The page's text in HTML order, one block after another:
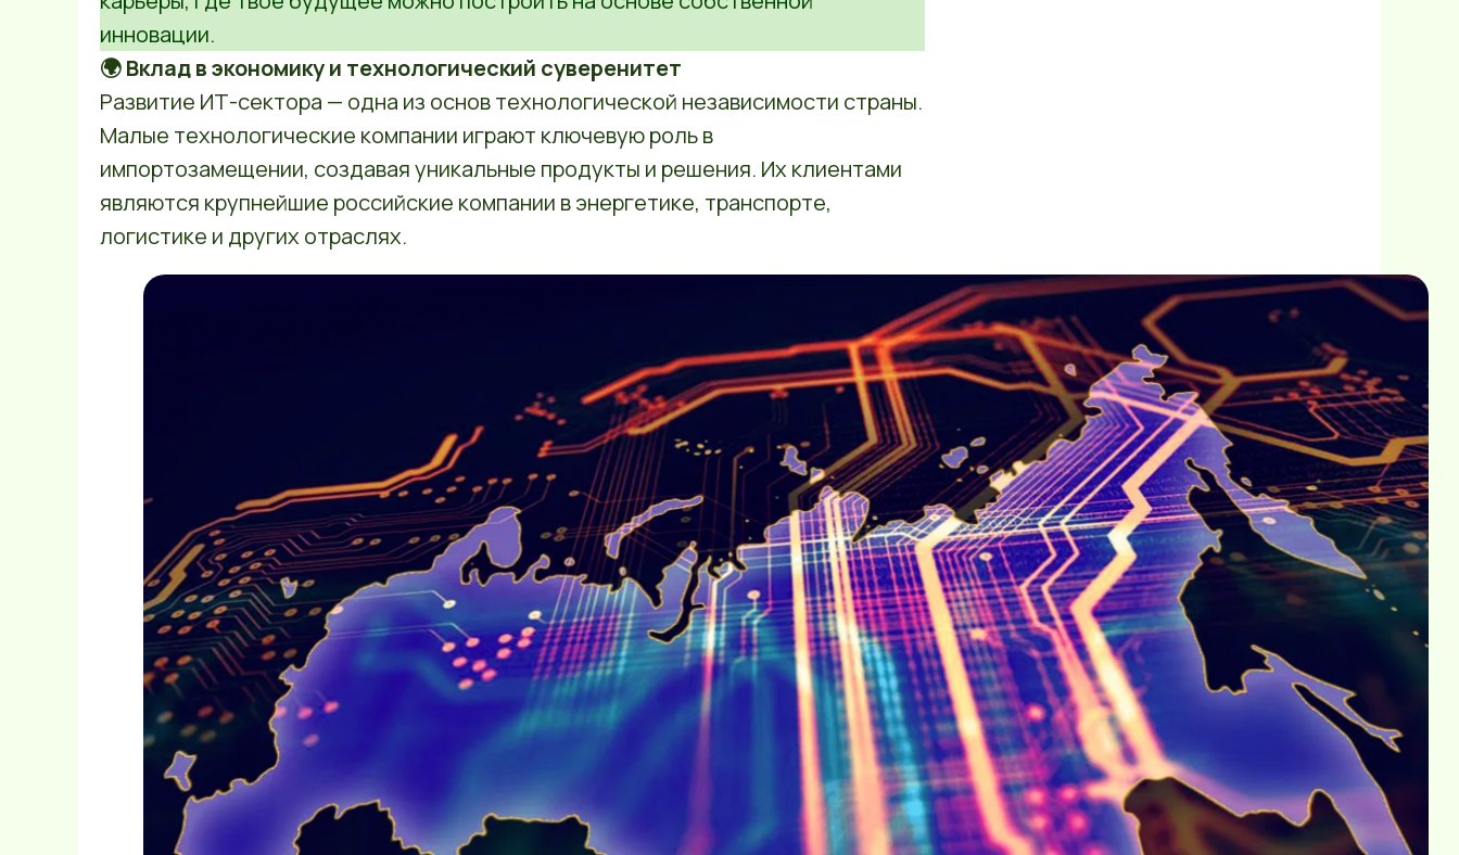
инновации.
🌍 Вклад в экономику и технологический суверенитет
Развитие ИТ-сектора — одна из основ технологической независимости страны.
Малые технологические компании играют ключевую роль в
импортозамещении, создавая уникальные продукты и решения. Их клиентами
являются крупнейшие российские компании в энергетике, транспорте,
логистике и других отраслях.